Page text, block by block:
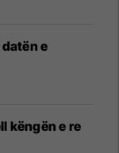
e
këngën e re